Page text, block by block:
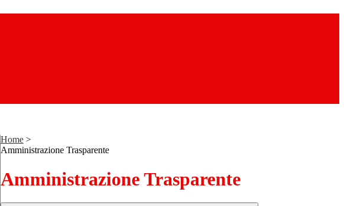
Home >
Amministrazione Trasparente
Amministrazione Trasparente